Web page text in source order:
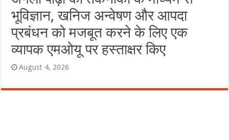
भूविज्ञान, खनिज अन्वेषण और आपदा
प्रबंधन को मजबूत करने के लिए एक
व्यापक एमओयू पर हस्ताक्षर किए
August 4, 2026